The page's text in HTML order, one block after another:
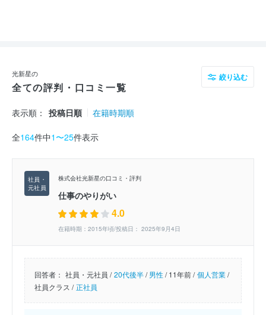
光新星の
全ての評判・口コミ一覧
絞り込む
表示順： 投稿日順 在籍時期順
全164件中1〜25件表示
株式会社光新星の口コミ・評判
仕事のやりがい
4.0
在籍時期：2015年頃/投稿日： 2025年9月4日
回答者： 社員・元社員 / 20代後半/男性/11年前 / 個人営業/
社員クラス / 正社員